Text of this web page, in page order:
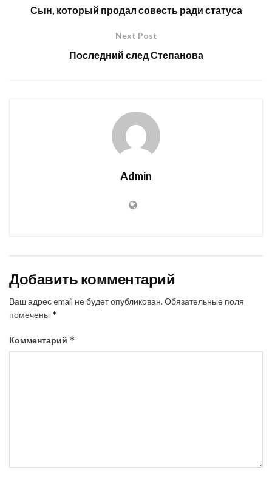
Сын, который продал совесть ради статуса
Next Post
Последний след Степанова
Admin
Добавить комментарий
Ваш адрес email не будет опубликован.Обязательные поля
помечены *
Комментарий *